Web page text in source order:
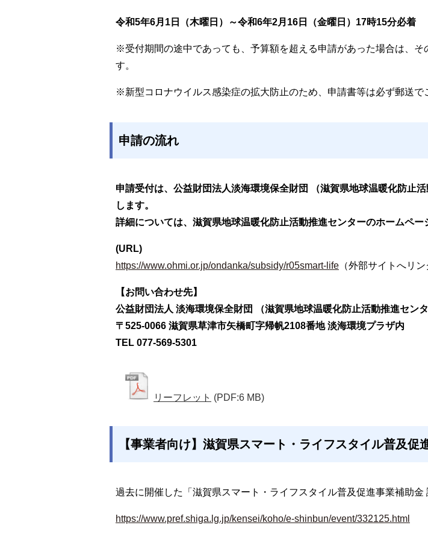
令和5年6月1日（木曜日）～令和6年2月16日（金曜日）17時15分必着
※受付期間の途中であっても、予算額を超える申請があった場合は、そ
す。
※新型コロナウイルス感染症の拡大防止のため、申請書等は必ず郵送で
申請の流れ
申請受付は、公益財団法人淡海環境保全財団 （滋賀県地球温暖化防止
します。
詳細については、滋賀県地球温暖化防止活動推進センターのホームペー
(URL)
https://www.ohmi.or.jp/ondanka/subsidy/r05smart-life （外部サイトへリン
【お問い合わせ先】
公益財団法人 淡海環境保全財団 （滋賀県地球温暖化防止活動推進センタ
〒525-0066 滋賀県草津市矢橋町字帰帆2108番地 淡海環境プラザ内
TEL 077-569-5301
リーフレット (PDF:6 MB)
【事業者向け】滋賀県スマート・ライフスタイル普及促
過去に開催した「滋賀県スマート・ライフスタイル普及促進事業補助金
https://www.pref.shiga.lg.jp/kensei/koho/e-shinbun/event/332125.html